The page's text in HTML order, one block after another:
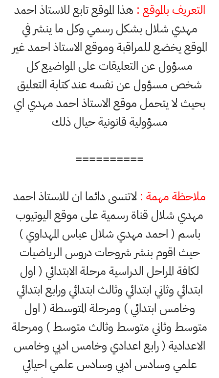
التعريف بالموقع : هذا الموقع تابع للاستاذ احمد
مهدي شلال بشكل رسمي وكل ما ينشر في
الموقع يخضع للمراقبة وموقع الاستاذ احمد غير
مسؤول عن التعليقات على المواضيع كل
شخص مسؤول عن نفسه عند كتابة التعليق
بحيث لا يتحمل موقع الاستاذ احمد مهدي اي
مسؤولية قانونية حيال ذلك
==========
ملاحظة مهمة : لاتنسى دائما ان للاستاذ احمد
مهدي شلال قناة رسمية على موقع اليوتيوب
باسم ( احمد مهدي شلال عباس المهداوي )
حيث اقوم بنشر شروحات دروس الرياضيات
لكافة المراحل الدراسية مرحلة الابتدائي ( اول
ابتدائي وثاني ابتدائي وثالث ابتدائي ورابع ابتدائي
وخامس ابتدائي ) ومرحلة المتوسطة ( اول
متوسط وثاني متوسط وثالث متوسط ) ومرحلة
الاعدادية ( رابع اعدادي وخامس ادبي وخامس
علمي وسادس ادبي وسادس علمي احيائي